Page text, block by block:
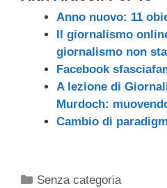
Anno nuovo: 11
Il giornalismo
giornalismo non
Facebook
A lezione di
Murdoch:
Cambio di
Categorie
Senza categoria